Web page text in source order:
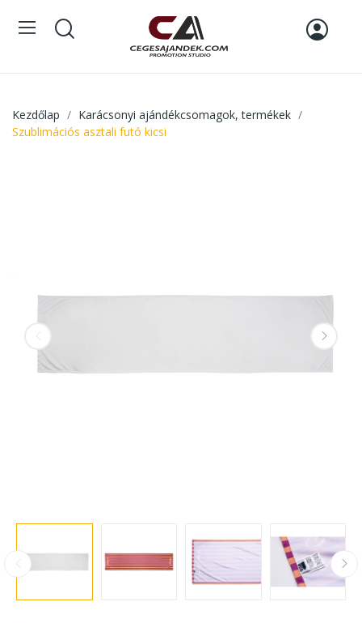
Kezdőlap
Karácsonyi ajándékcsomagok, termékek
Szublimációs asztali futó kicsi